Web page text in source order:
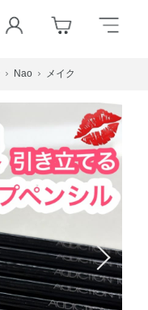
Nao メイク